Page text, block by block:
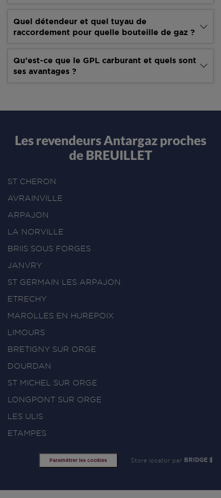
Quel détendeur et quel tuyau de
raccordement pour quelle bouteille de gaz ?
Qu’est-ce que le GPL carburant et quels sont
ses avantages ?
Les revendeurs Antargaz proches
de BREUILLET
ST CHERON
AVRAINVILLE
ARPAJON
LA NORVILLE
BRIIS SOUS FORGES
JANVRY
ST GERMAIN LES ARPAJON
ETRECHY
MAROLLES EN HUREPOIX
LIMOURS
BRETIGNY SUR ORGE
DOURDAN
ST MICHEL SUR ORGE
LONGPONT SUR ORGE
LES ULIS
ETAMPES
Paramétrer les cookies Store locator par BRIDGE